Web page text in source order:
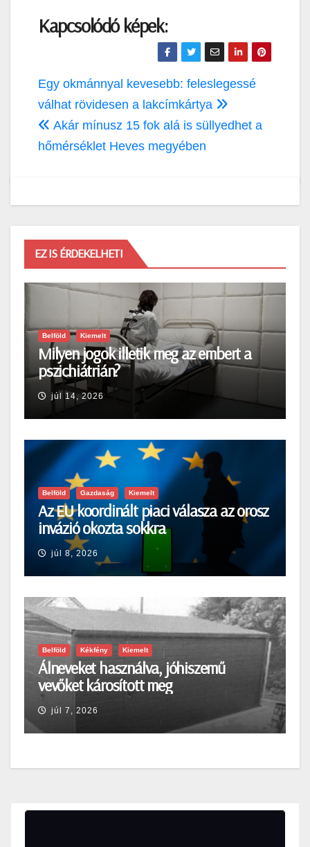
Kapcsolódó képek:
Bejegyzés
navigáció
Egy okmánnyal kevesebb: feleslegessé
válhat rövidesen a lakcímkártya
Akár mínusz 15 fok alá is süllyedhet a
hőmérséklet Heves megyében
EZ IS ÉRDEKELHETI
Belföld Kiemelt
Milyen jogok illetik meg az embert a
pszichiátrián?
júl 14, 2026
Belföld Gazdaság Kiemelt
Az EU koordinált piaci válasza az orosz
invázió okozta sokkra
júl 8, 2026
Belföld Kékfény Kiemelt
Álneveket használva, jóhiszemű
vevőket károsított meg
júl 7, 2026